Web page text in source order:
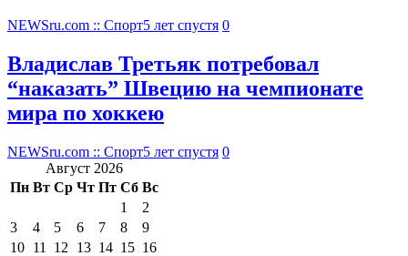
NEWSru.com :: Спорт5 лет спустя 0
Владислав Третьяк потребовал
“наказать” Швецию на чемпионате
мира по хоккею
NEWSru.com :: Спорт5 лет спустя 0
Август 2026
Пн Вт Ср Чт Пт Сб Вс
1
2
3
4 5 6 7 8
9
10 11 12 13 14 15 16